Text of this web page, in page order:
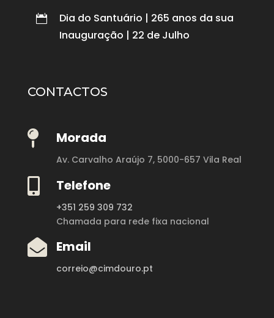

Dia do Santuário | 265 anos da sua
Inauguração | 22 de Julho
CONTACTOS
 Morada
Av. Carvalho Araújo 7, 5000-657 Vila Real
 Telefone
+351 259 309 732
Chamada para rede fixa nacional
 Email
correio@cimdouro.pt